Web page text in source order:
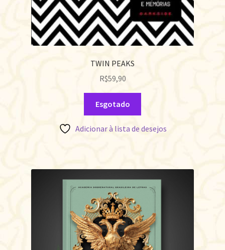
TWIN PEAKS
R$59,90
Esgotado
Adicionar à lista de desejos